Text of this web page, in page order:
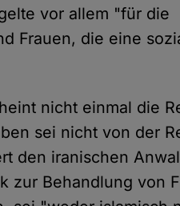
vor allem "für die
Frauen, die eine
nicht einmal die
sei nicht von der
den iranischen
zur Behandlung von